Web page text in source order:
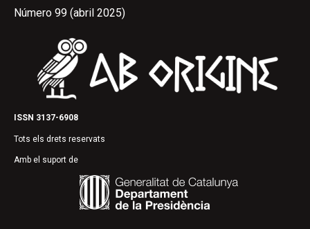
ISSN 3137-6908
Tots els drets reservats
Amb el suport de
Número 99 (abril 2025)